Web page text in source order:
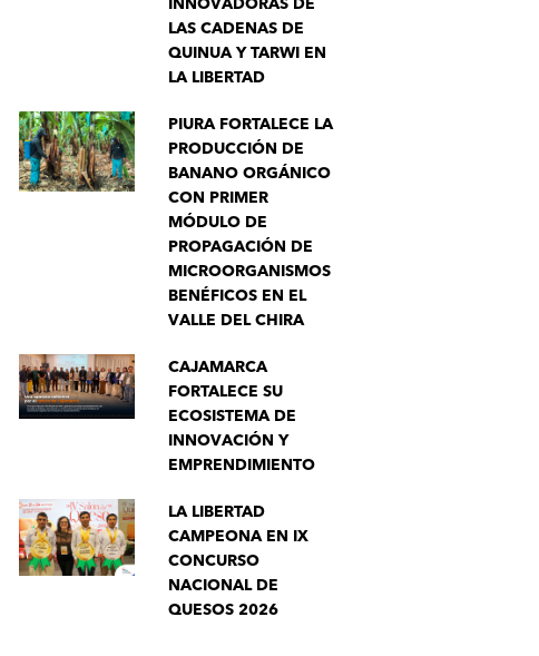
INNOVADORAS DE
LAS CADENAS DE
QUINUA Y TARWI EN
LA LIBERTAD
PIURA FORTALECE LA
PRODUCCIÓN DE
BANANO ORGÁNICO
CON PRIMER
MÓDULO DE
PROPAGACIÓN DE
MICROORGANISMOS
BENÉFICOS EN EL
VALLE DEL CHIRA
CAJAMARCA
FORTALECE SU
ECOSISTEMA DE
INNOVACIÓN Y
EMPRENDIMIENTO
LA LIBERTAD
CAMPEONA EN IX
CONCURSO
NACIONAL DE
QUESOS 2026